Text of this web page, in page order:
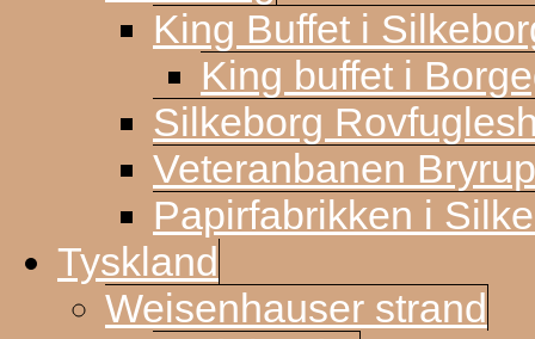
King Buffet i
King buffet i
Silkeborg
Veteranbanen
Papirfabrikken i
Tyskland
Weisenhauser strand